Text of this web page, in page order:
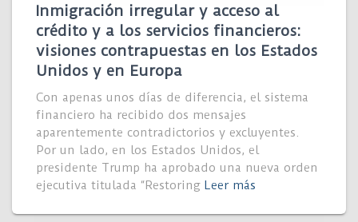
Inmigración irregular y acceso al
crédito y a los servicios financieros:
visiones contrapuestas en los Estados
Unidos y en Europa
Con apenas unos días de diferencia, el sistema
financiero ha recibido dos mensajes
aparentemente contradictorios y excluyentes.
Por un lado, en los Estados Unidos, el
presidente Trump ha aprobado una nueva orden
ejecutiva titulada “Restoring Leer más